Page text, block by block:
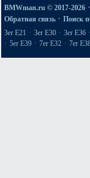
BMWman.ru © 2017-2026 ·
Обратная связь · Поиск
3er E21 · 3er E30 · 3er E36 ·
· 5er E39 · 7er E32 · 7er